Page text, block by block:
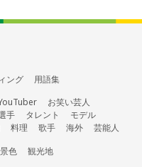
ング
用語集
お笑い芸人
手 タレント
モデル
料理 歌手 海外
芸能人
景色
観光地